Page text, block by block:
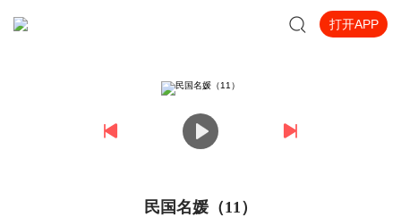
打开APP
民国名媛（11）